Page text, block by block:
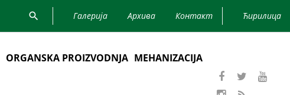
Галерија Архива Контакт Ћирилица
ORGANSKA PROIZVODNJA MEHANIZACIJA